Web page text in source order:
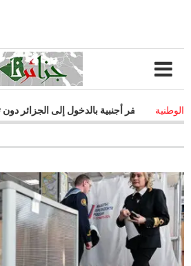
الوطنية
أجنبية بالدخول إلى الجزائر دون تأشيرة